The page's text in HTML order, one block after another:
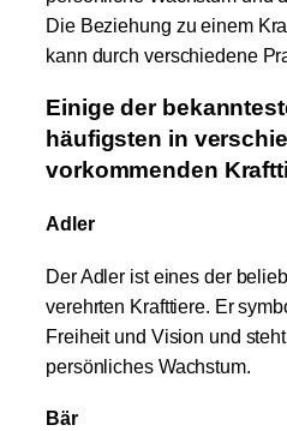
Die Beziehung zu einem
kann durch verschiedene
Einige der
häufigsten in
vorkommenden
Adler
Der Adler ist eines der
verehrten Krafttiere. Er
Freiheit und Vision und
persönliches Wachstum.
Bär